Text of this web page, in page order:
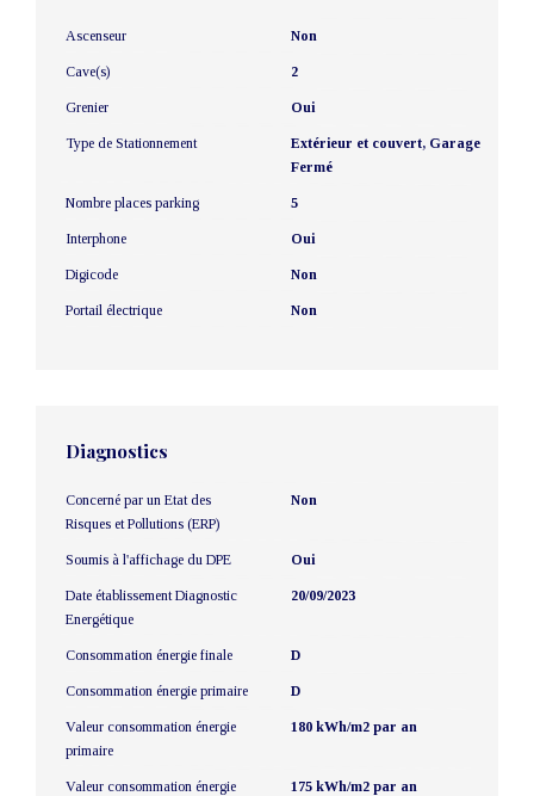
Ascenseur Non
Cave(s) 2
Grenier Oui
Type de Stationnement
Extérieur et couvert, Garage
Fermé
Nombre places parking 5
Interphone Oui
Digicode Non
Portail électrique Non
Diagnostics
Concerné par un Etat des
Risques et Pollutions (ERP)
Non
Soumis à l'affichage du DPE Oui
Date établissement Diagnostic
Energétique
20/09/2023
Consommation énergie finale D
Consommation énergie primaire D
Valeur consommation énergie
primaire
180 kWh/m2 par an
Valeur consommation énergie
175 kWh/m2 par an